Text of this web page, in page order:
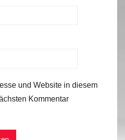
und Website in diesem
Kommentar